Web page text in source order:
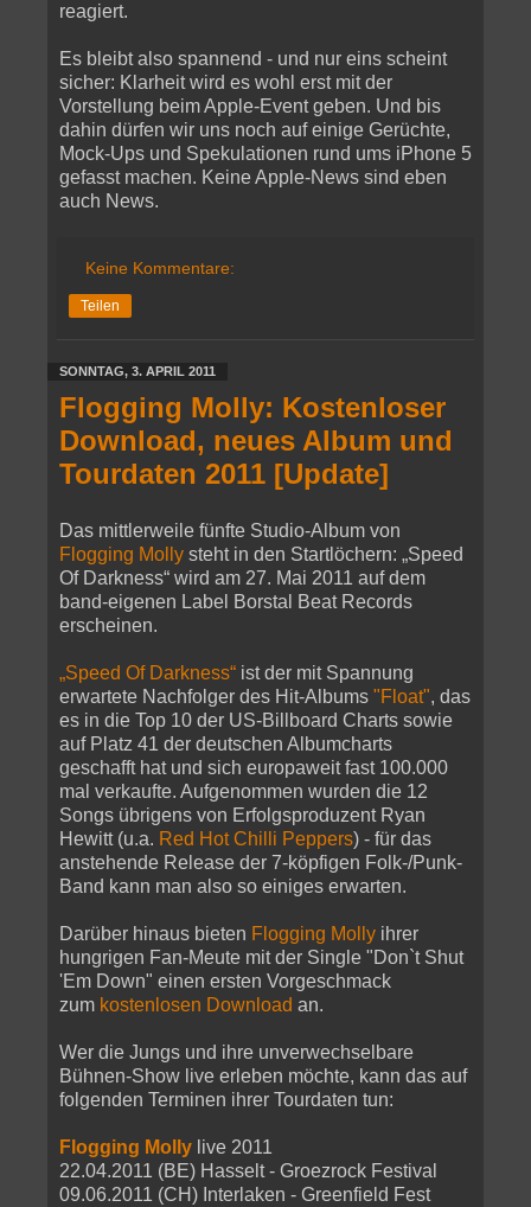
reagiert.
Es bleibt also spannend - und nur eins scheint
sicher: Klarheit wird es wohl erst mit der
Vorstellung beim Apple-Event geben. Und bis
dahin dürfen wir uns noch auf einige Gerüchte,
Mock-Ups und Spekulationen rund ums iPhone 5
gefasst machen. Keine Apple-News sind eben
auch News.
Keine Kommentare:
Teilen
SONNTAG, 3. APRIL 2011
Flogging Molly: Kostenloser
Download, neues Album und
Tourdaten 2011 [Update]
Das mittlerweile fünfte Studio-Album von
Flogging Molly steht in den Startlöchern: „Speed
Of Darkness“ wird am 27. Mai 2011 auf dem
band-eigenen Label Borstal Beat Records
erscheinen.
„Speed Of Darkness“ ist der mit Spannung
erwartete Nachfolger des Hit-Albums "Float", das
es in die Top 10 der US-Billboard Charts sowie
auf Platz 41 der deutschen Albumcharts
geschafft hat und sich europaweit fast 100.000
mal verkaufte. Aufgenommen wurden die 12
Songs übrigens von Erfolgsproduzent Ryan
Hewitt (u.a. Red Hot Chilli Peppers) - für das
anstehende Release der 7-köpfigen Folk-/Punk-
Band kann man also so einiges erwarten.
Darüber hinaus bieten Flogging Molly ihrer
hungrigen Fan-Meute mit der Single "Don`t Shut
'Em Down" einen ersten Vorgeschmack
zum kostenlosen Download an.
Wer die Jungs und ihre unverwechselbare
Bühnen-Show live erleben möchte, kann das auf
folgenden Terminen ihrer Tourdaten tun:
Flogging Molly live 2011
22.04.2011 (BE) Hasselt - Groezrock Festival
09.06.2011 (CH) Interlaken - Greenfield Fest